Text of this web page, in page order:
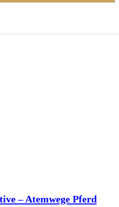
– Atemwege Pferd